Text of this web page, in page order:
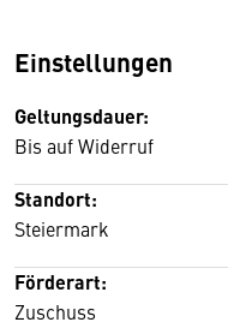
Einstellungen
Geltungsdauer:
Bis auf Widerruf
Standort:
Steiermark
Förderart:
Zuschuss